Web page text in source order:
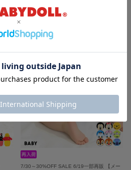
4/8一部再販 ディズニー ベビーソックス
8592
￥539
7/30～30%OFF SALE 6/19一部再販 【メー